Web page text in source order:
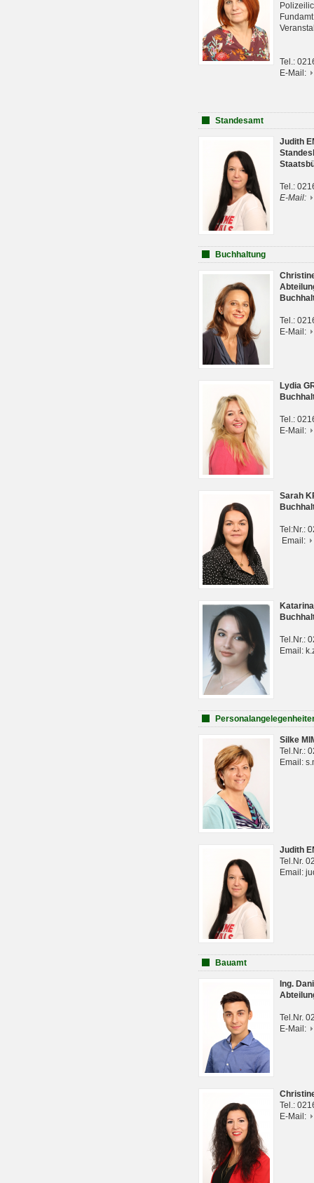
Tel.:
E-Mail:
Standesamt
Judith
Tel.:
E-Mail:
Buchhaltung
Tel.:
E-Mail:
Lydia
Tel.:
E-Mail:
Sarah
Tel:Nr.:
Email:
Tel.Nr.:
Email:
Silke
Tel.Nr.:
Email:
Judith
Tel.Nr.
Email:
Bauamt
Ing.
Tel.Nr.
E-Mail:
Tel.:
E-Mail: